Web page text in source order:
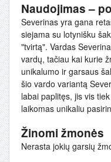
Naudojimas –
Severinas yra gana
siejama su lotynišku
"tvirtą". Vardas
vardų, tačiau kai kurie
unikalumo ir garsaus
šio vardo variantą
labai paplitęs, jis vis
laikomas unikaliu
Žinomi žmonės
Nerasta jokių garsių